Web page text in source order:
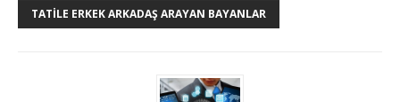
TATILE ERKEK ARKADAŞ ARAYAN BAYANLAR